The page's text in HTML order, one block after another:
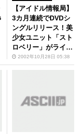
【アイドル情報局】
3カ月連続でDVDシ
ングルリリース！美
少女ユニット「スト
ロベリー」がライブ
＆トークイベント
2002年10月28日 05:38